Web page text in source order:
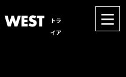
トラ
イア